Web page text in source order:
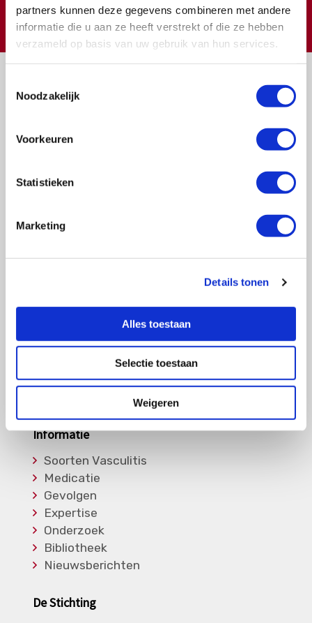
partners kunnen deze gegevens combineren met andere
informatie die u aan ze heeft verstrekt of die ze hebben
verzameld op basis van uw gebruik van hun services.
Noodzakelijk
Voorkeuren
Statistieken
Marketing
Details tonen
Alles toestaan
Selectie toestaan
Weigeren
€ Doneer
of bel ons op:
EGPA
MPA
Takayasu
Overige Vasculitiden
Informatie
Soorten Vasculitis
Medicatie
Gevolgen
Expertise
Onderzoek
Bibliotheek
Nieuwsberichten
De Stichting